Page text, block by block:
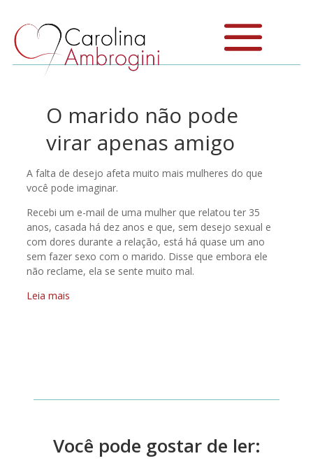
O marido não pode
virar apenas amigo
A falta de desejo afeta muito mais mulheres do que
você pode imaginar.
Recebi um e-mail de uma mulher que relatou ter 35
anos, casada há dez anos e que, sem desejo sexual e
com dores durante a relação, está há quase um ano
sem fazer sexo com o marido. Disse que embora ele
não reclame, ela se sente muito mal.
Leia mais
Você pode gostar de ler: